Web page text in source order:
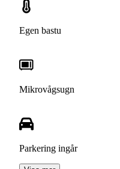
Egen bastu
Mikrovågsugn
Parkering ingår